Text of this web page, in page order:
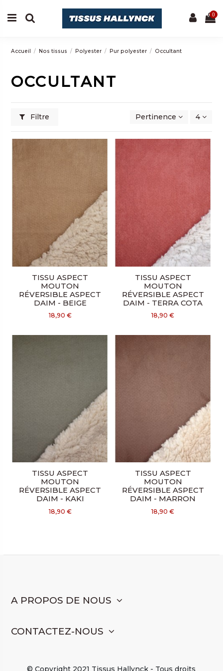
0
Accueil Nos tissus Polyester Pur polyester Occultant
OCCULTANT
Filtre Pertinence 4
TISSU ASPECT
MOUTON
RÉVERSIBLE ASPECT
DAIM - BEIGE
18,90 €
TISSU ASPECT
MOUTON
RÉVERSIBLE ASPECT
DAIM - TERRA COTA
18,90 €
TISSU ASPECT
MOUTON
RÉVERSIBLE ASPECT
DAIM - KAKI
18,90 €
TISSU ASPECT
MOUTON
RÉVERSIBLE ASPECT
DAIM - MARRON
18,90 €
A PROPOS DE NOUS
CONTACTEZ-NOUS
© Copyright 2021 Tissus Hallynck - Tous droits